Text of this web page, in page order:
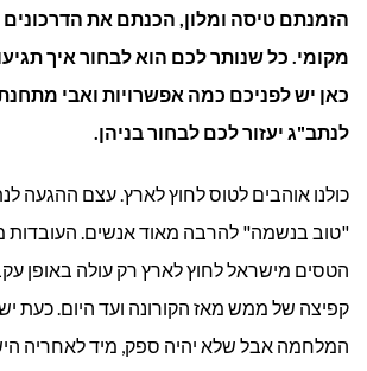
הזמנתם טיסה ומלון, הכנתם את הדרכונים
מקומי. כל שנותר לכם הוא לבחור איך
לנתב"ג יעזור לכם לבחור בניהן.
כולנו אוהבים לטוס לחוץ לארץ. עצם ההגעה
"טוב בנשמה" להרבה מאוד אנשים. העובדות
הטסים מישראל לחוץ לארץ רק עולה באופן
קפיצה של ממש מאז הקורונה ועד היום. כעת
המלחמה אבל שלא יהיה ספק, מיד לאחריה